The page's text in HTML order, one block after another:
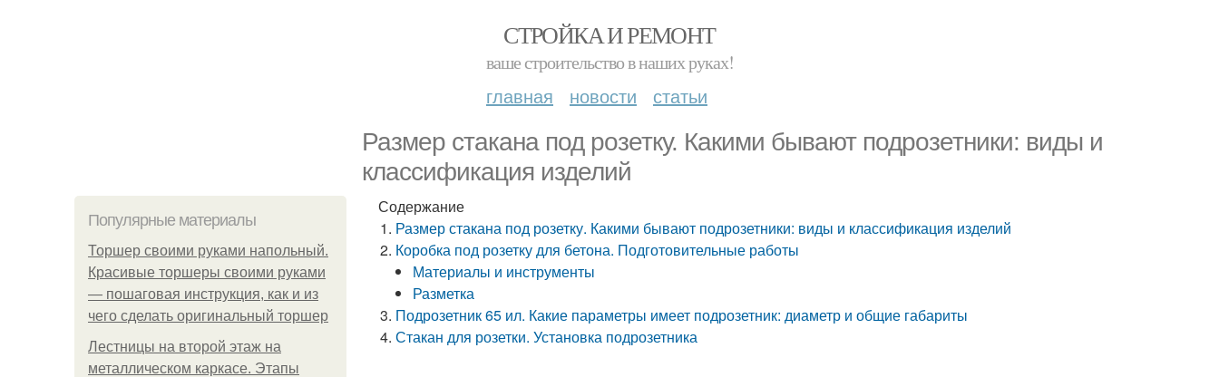
СТРОЙКА И РЕМОНТ
ваше строительство в наших руках!
главная новости статьи
Размер стакана под розетку. Какими бывают подрозетники: виды и
классификация изделий
Популярные материалы
Торшер своими руками напольный.
Красивые торшеры своими руками
— пошаговая инструкция, как и из
чего сделать оригинальный торшер
Лестницы на второй этаж на
металлическом каркасе. Этапы
Содержание
Размер стакана под розетку. Какими бывают подрозетники: виды и классификация изделий
Коробка под розетку для бетона. Подготовительные работы
Материалы и инструменты
Разметка
Подрозетник 65 ил. Какие параметры имеет подрозетник: диаметр и общие габариты
Стакан для розетки. Установка подрозетника